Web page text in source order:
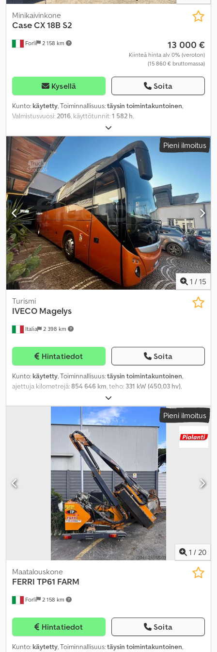
Forlì 2 158 km
Minikaivinkone
CaseCX 18B S2
13 000 €
Kiinteä hinta alv 0% (veroton)
(15 860 € bruttomassa)
Kysellä Soita
Kunto: käytetty, Toiminnallisuus:täysin toimintakuntoinen,
Valmistusvuosi:2016, käyttötunnit:1 582 h,
Pieni ilmoitus
1 / 15
Italia 2 398 km
Turismi
IVECO Magelys
Hintatiedot Soita
Kunto: käytetty, Toiminnallisuus:täysin toimintakuntoinen,
ajettuja kilometrejä:854 646 km, teho: 331 kW (450,03 hv),
, polttoainetyyppi:
määrä:53, päästöluokka:Euro 5, väri:oranssi, renkaan koko:
, Valmistusvuosi:2010, koneen/ajoneuvon numero:
VNESFR21000000006, Varusteet:ABS, ilmastointi,
vakionopeudensäädin,
Pieni ilmoitus
1 / 20
Forlì 2 158 km
Maatalouskone
FERRI TP61 FARM
Hintatiedot Soita
Kunto: käytetty, Toiminnallisuus:täysin toimintakuntoinen,